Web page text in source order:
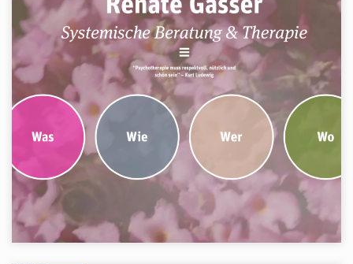
WEBSEITE
WordPress